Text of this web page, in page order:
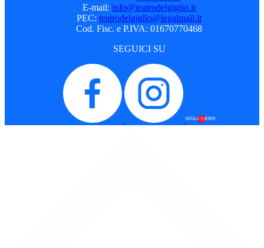
E-mail: info@teatrodelgiglio.it
PEC: teatrodelgiglio@legalmail.it
Cod. Fisc. e P.IVA: 01670770468
SEGUICI SU